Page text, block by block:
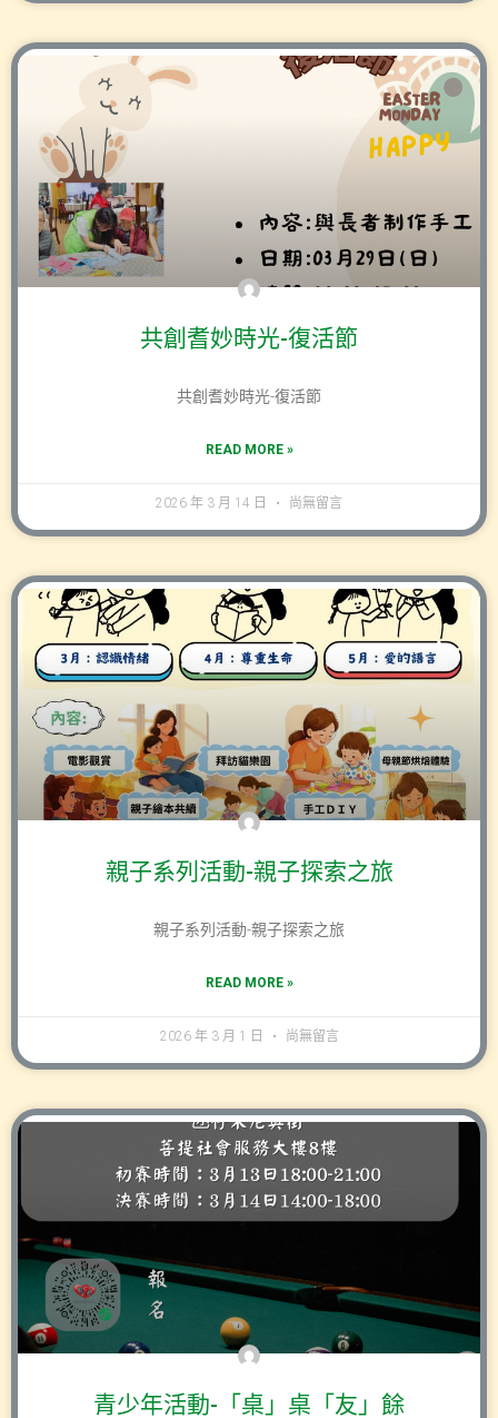
共創耆妙時光-復活節
共創耆妙時光-復活節
READ MORE »
2026 年 3 月 14 日 尚無留言
親子系列活動-親子探索之旅
親子系列活動-親子探索之旅
READ MORE »
2026 年 3 月 1 日 尚無留言
青少年活動-「桌」桌「友」餘